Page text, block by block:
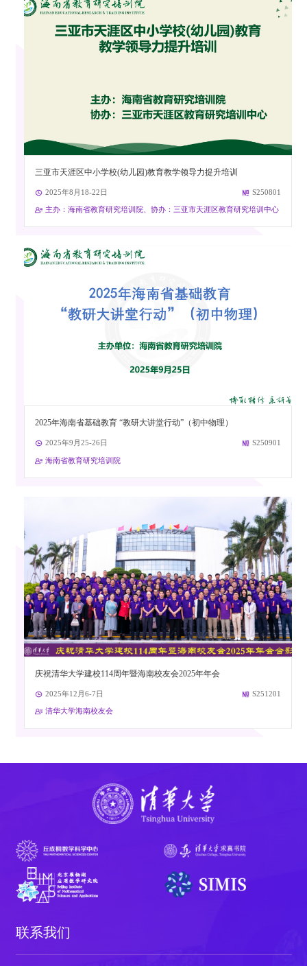
三亚市天涯区中小学校(幼儿园)教育教学领导力提升培训
2025年8月18-22日 S250801
主办：海南省教育研究培训院、协办：三亚市天涯区教育研究培训中心
2025年海南省基础教育 “教研大讲堂行动”（初中物理）
2025年9月25-26日 S250901
海南省教育研究培训院
庆祝清华大学建校114周年暨海南校友会2025年年会
2025年12月6-7日 S251201
清华大学海南校友会
联系我们